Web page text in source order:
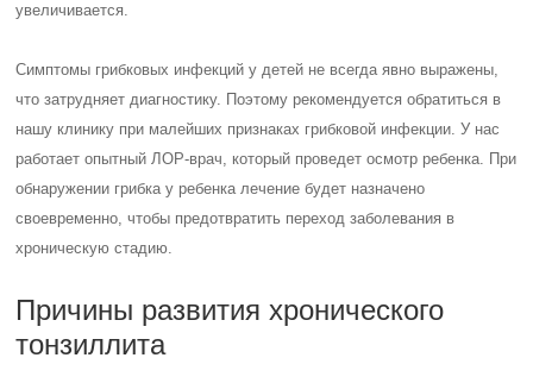
увеличивается.
Симптомы грибковых инфекций у детей не всегда явно выражены,
что затрудняет диагностику. Поэтому рекомендуется обратиться в
нашу клинику при малейших признаках грибковой инфекции. У нас
работает опытный ЛОР-врач, который проведет осмотр ребенка. При
обнаружении грибка у ребенка лечение будет назначено
своевременно, чтобы предотвратить переход заболевания в
хроническую стадию.
Причины развития хронического
тонзиллита